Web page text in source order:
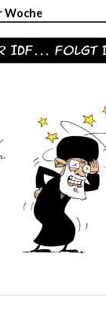
Woche